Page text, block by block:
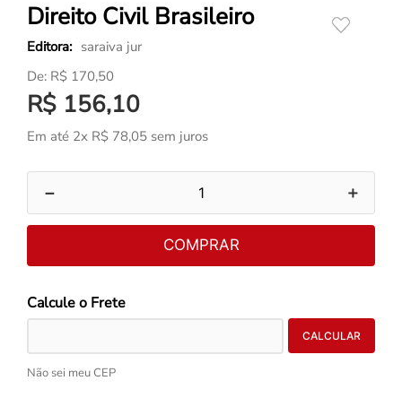
Direito Civil Brasileiro
saraiva jur
R$ 170,50
R$ 156,10
Em até 2x R$ 78,05 sem juros
＋
－
COMPRAR
Não sei meu CEP